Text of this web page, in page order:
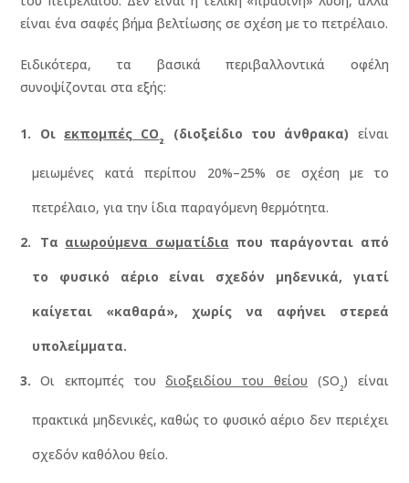
είναι ένα σαφές βήμα βελτίωσης σε σχέση με το πετρέλαιο.
Ειδικότερα, τα βασικά περιβαλλοντικά οφέλη
συνοψίζονται στα εξής:
Οιεκπομπές CO₂ (διοξείδιο του άνθρακα) είναι
μειωμένες κατά περίπου 20%–25% σε σχέση με το
πετρέλαιο, για την ίδια παραγόμενη θερμότητα.
Τα αιωρούμενα σωματίδια που παράγονται από
το φυσικό αέριο είναι σχεδόν μηδενικά, γιατί
καίγεται «καθαρά», χωρίς να αφήνει στερεά
υπολείμματα.
Οι εκπομπές τουδιοξειδίου του θείου (SO₂) είναι
πρακτικά μηδενικές, καθώς το φυσικό αέριο δεν περιέχει
σχεδόν καθόλου θείο.